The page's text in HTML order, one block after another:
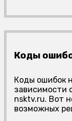
Коды
Коды ошибок
зависимости
nsktv.ru. Вот
возможных